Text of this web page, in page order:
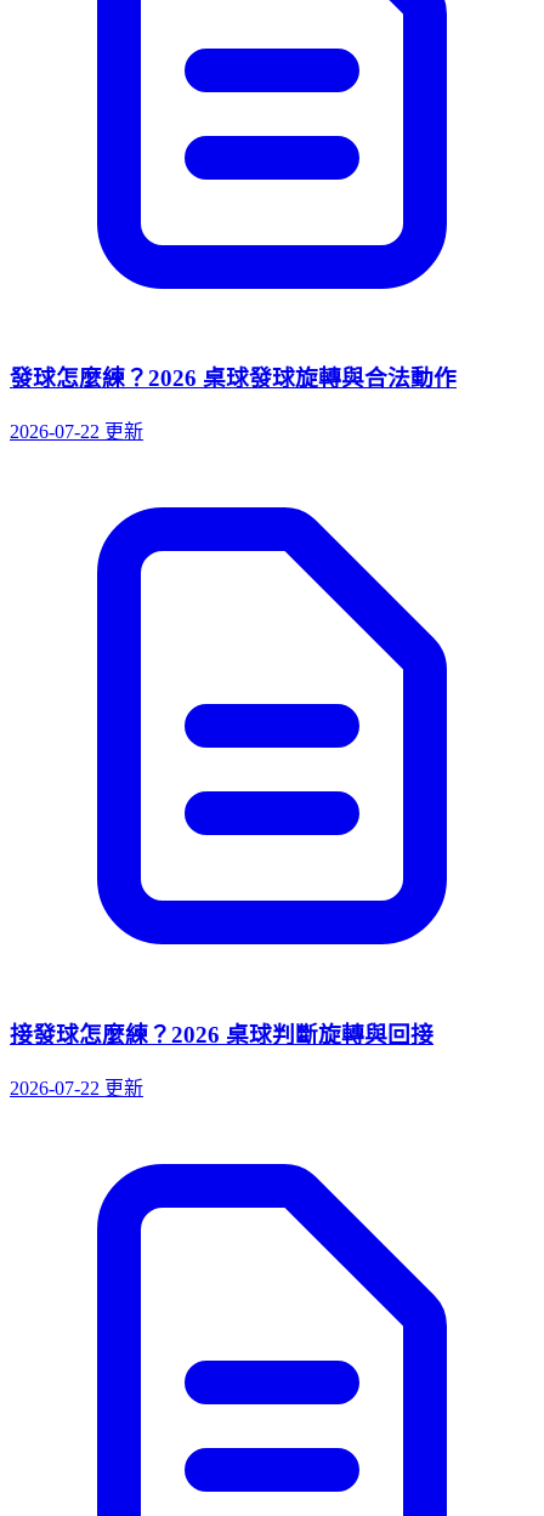
發球怎麼練？2026 桌球發球旋轉與合法動作
2026-07-22 更新
接發球怎麼練？2026 桌球判斷旋轉與回接
2026-07-22 更新